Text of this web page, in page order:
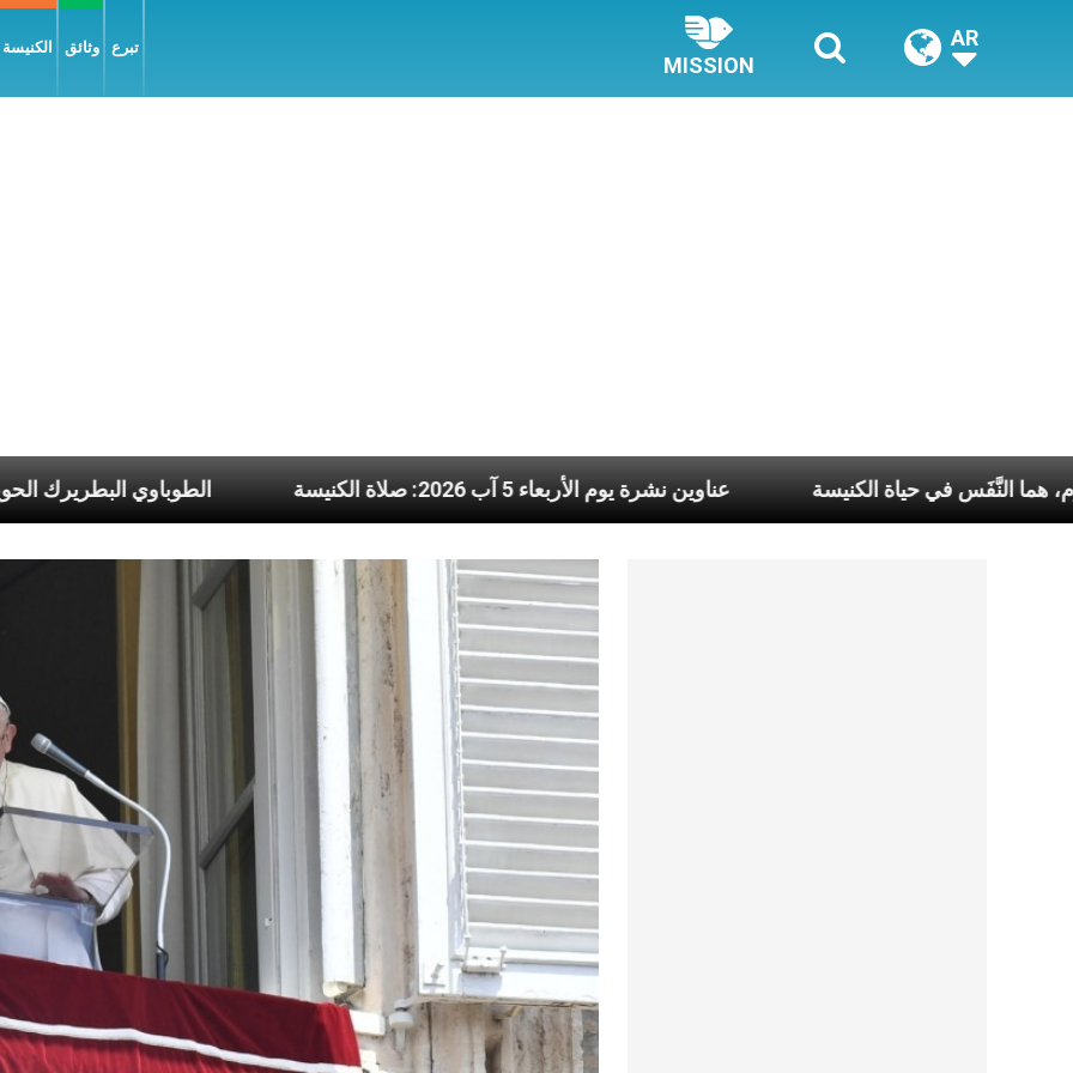
وثائق تبرع
MISSION
AR
عناوين نشرة يوم الأربعاء 5 آب 2026: صلاة الكنيسة أسبوع وكلّ يوم، هما النَّفَس في حياة الكنيسة